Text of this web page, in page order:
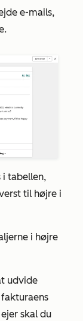
e-mails,
i tabellen,
til højre i
i højre
udvide
skal du